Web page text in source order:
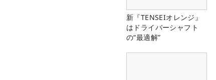
新『TENSEIオレンジ』
はドライバーシャフト
の“最適解”